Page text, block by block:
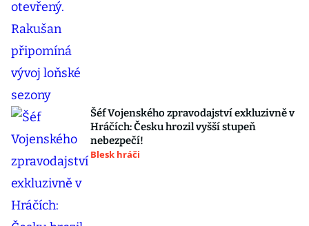
Šéf Vojenského zpravodajství exkluzivně v
Hráčích: Česku hrozil vyšší stupeň
nebezpečí!
Blesk hráči